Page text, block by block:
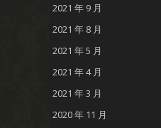
2021 年 9 月
2021 年 8 月
2021 年 5 月
2021 年 4 月
2021 年 3 月
2020 年 11 月